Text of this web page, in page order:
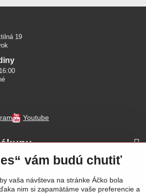
19
Youtube
vám budú chutiť
vaša návšteva na stránke Áčko bola
nim si zapamätáme vaše preferencie a